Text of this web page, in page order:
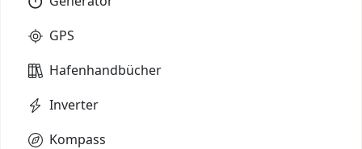
GPS
Hafenhandbücher
Inverter
Kompass